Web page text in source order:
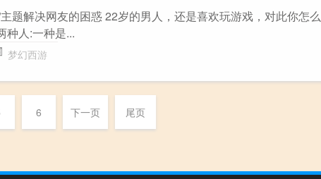
题解决网友的困惑 22岁的男人，还是喜欢玩游戏，对此你怎么
种人:一种是...
梦幻西游
6 下一页 尾页